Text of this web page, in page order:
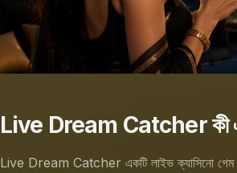
Live Dream Catcher কী
Live Dream Catcher একটি লাইভ ক্যাসিনো গেম